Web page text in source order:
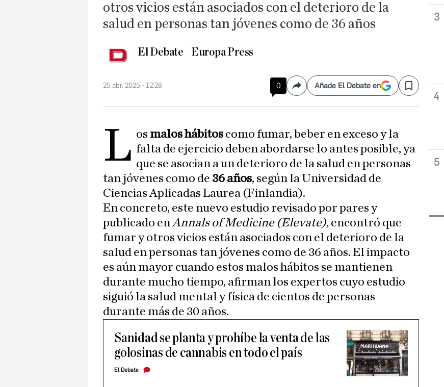
otros vicios están asociados con el deterioro de la
salud en personas tan jóvenes como de 36 años
El Debate Europa Press
25 abr. 2025 - 12:28 0 CompartirAñade El Debate en Save
L os malos hábitos como fumar, beber en exceso y la
falta de ejercicio deben abordarse lo antes posible, ya
que se asocian a un deterioro de la salud en personas
tan jóvenes como de 36 años, según la Universidad de
Ciencias Aplicadas Laurea (Finlandia).
En concreto, este nuevo estudio revisado por pares y
publicado enAnnals of Medicine (Elevate), encontró que
fumar y otros vicios están asociados con el deterioro de la
salud en personas tan jóvenes como de 36 años. El impacto
es aún mayor cuando estos malos hábitos se mantienen
durante mucho tiempo, afirman los expertos cuyo estudio
siguió la salud mental y física de cientos de personas
durante más de 30 años.
Sanidad se planta y prohíbe la venta de las
golosinas de cannabis en todo el país
El Debate